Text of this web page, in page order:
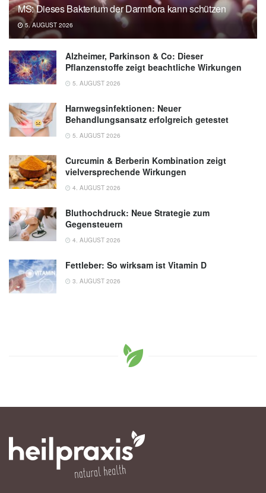
MS: Dieses Bakterium der Darmflora kann schützen
5. AUGUST 2026
Alzheimer, Parkinson & Co: Dieser
Pflanzenstoffe zeigt beachtliche Wirkungen
5. AUGUST 2026
Harnwegsinfektionen: Neuer
Behandlungsansatz erfolgreich getestet
5. AUGUST 2026
Curcumin & Berberin Kombination zeigt
vielversprechende Wirkungen
4. AUGUST 2026
Bluthochdruck: Neue Strategie zum
Gegensteuern
4. AUGUST 2026
Fettleber: So wirksam ist Vitamin D
3. AUGUST 2026